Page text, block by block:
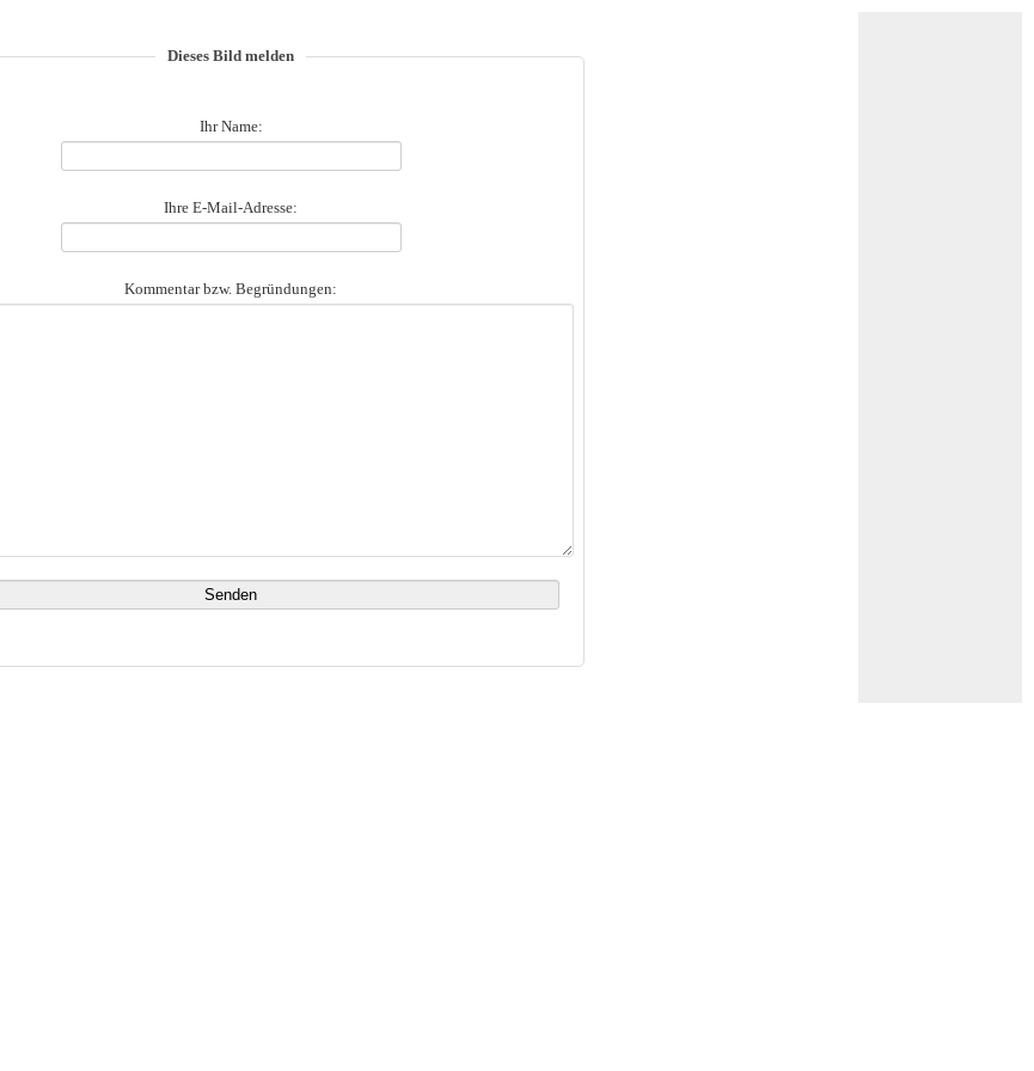
Dieses Bild melden
Ihr Name:
Ihre E-Mail-Adresse:
Kommentar bzw. Begründungen: